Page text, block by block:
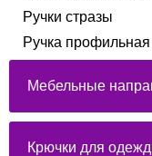
Ручки стразы
Ручка профильная
Мебельные
Крючки для